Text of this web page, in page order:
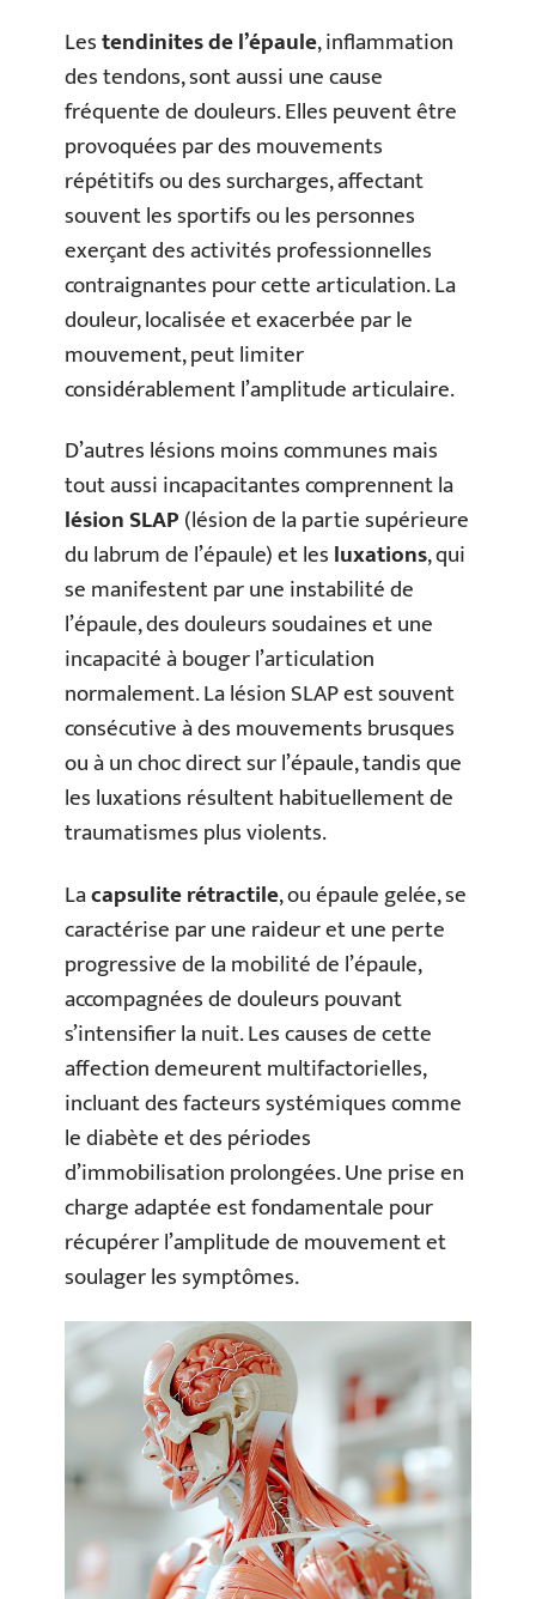
Lestendinites de l’épaule, inflammation
des tendons, sont aussi une cause
fréquente de douleurs. Elles peuvent être
provoquées par des mouvements
répétitifs ou des surcharges, affectant
souvent les sportifs ou les personnes
exerçant des activités professionnelles
contraignantes pour cette articulation. La
douleur, localisée et exacerbée par le
mouvement, peut limiter
considérablement l’amplitude articulaire.
D’autres lésions moins communes mais
tout aussi incapacitantes comprennent la
lésion SLAP(lésion de la partie supérieure
du labrum de l’épaule) et lesluxations, qui
se manifestent par une instabilité de
l’épaule, des douleurs soudaines et une
incapacité à bouger l’articulation
normalement. La lésion SLAP est souvent
consécutive à des mouvements brusques
ou à un choc direct sur l’épaule, tandis que
les luxations résultent habituellement de
traumatismes plus violents.
Lacapsulite rétractile, ou épaule gelée, se
caractérise par une raideur et une perte
progressive de la mobilité de l’épaule,
accompagnées de douleurs pouvant
s’intensifier la nuit. Les causes de cette
affection demeurent multifactorielles,
incluant des facteurs systémiques comme
le diabète et des périodes
d’immobilisation prolongées. Une prise en
charge adaptée est fondamentale pour
récupérer l’amplitude de mouvement et
soulager les symptômes.